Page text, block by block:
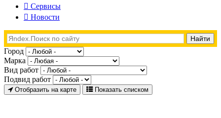
Сервисы
Новости
Город
Марка
Вид работ
Подвид работ
Отобразить на карте Показать списком